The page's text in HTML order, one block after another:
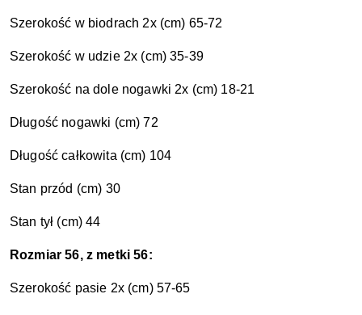
Szerokość w biodrach 2x (cm) 65-72
Szerokość w udzie 2x (cm) 35-39
Szerokość na dole nogawki 2x (cm) 18-21
Długość nogawki (cm) 72
Długość całkowita (cm) 104
Stan przód (cm) 30
Stan tył (cm) 44
Rozmiar 56, z metki 56:
Szerokość pasie 2x (cm) 57-65